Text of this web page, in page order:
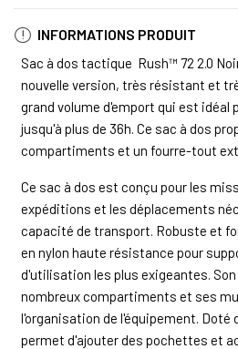
INFORMATIONS PRODUIT
Sac à dos tactique Rush™ 72 2.0
nouvelle version, très résistant et
grand volume d'emport qui est idéal
jusqu'à plus de 36h. Ce sac à dos
compartiments et un fourre-tout
Ce sac à dos est conçu pour les
expéditions et les déplacements
capacité de transport. Robuste et
en nylon haute résistance pour
d'utilisation les plus exigeantes.
nombreux compartiments et ses
l'organisation de l'équipement. Doté
permet d'ajouter des pochettes et